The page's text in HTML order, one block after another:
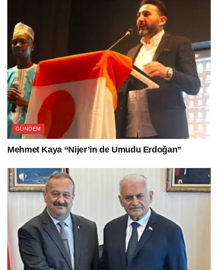
GÜNDEM
Mehmet Kaya “Nijer’in de Umudu Erdoğan”